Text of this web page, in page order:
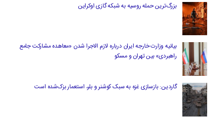
بزرگ‌ترین حمله روسیه به شبکه گازی اوکراین
بیانیه وزارت خارجه ایران درباره لازم‌ الاجرا شدن «معاهده مشارکت جامع
راهبردی» بین تهران و مسکو
گاردین: بازسازی غزه به سبک کوشنر و بلر، استعمار بزک‌شده است